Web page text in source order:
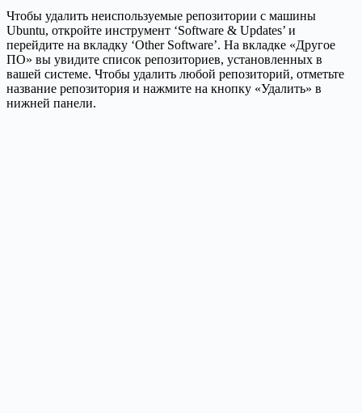
Чтобы удалить неиспользуемые репозитории с машины
Ubuntu, откройте инструмент ‘Software & Updates’ и
перейдите на вкладку ‘Other Software’. На вкладке «Другое
ПО» вы увидите список репозиториев, установленных в
вашей системе. Чтобы удалить любой репозиторий, отметьте
название репозитория и нажмите на кнопку «Удалить» в
нижней панели.